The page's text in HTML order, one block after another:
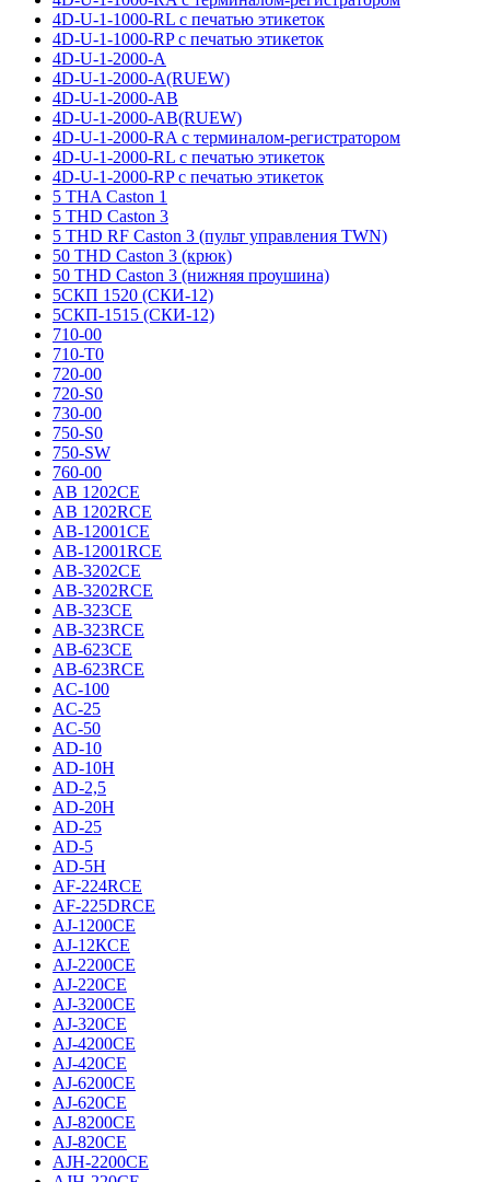
4D-U-1-1000-RL с печатью этикеток
4D-U-1-1000-RP с печатью этикеток
4D-U-1-2000-A
4D-U-1-2000-A(RUEW)
4D-U-1-2000-AB
4D-U-1-2000-AB(RUEW)
4D-U-1-2000-RA с терминалом-регистратором
4D-U-1-2000-RL с печатью этикеток
4D-U-1-2000-RP с печатью этикеток
5 THA Caston 1
5 THD Caston 3
5 THD RF Caston 3 (пульт управления TWN)
50 THD Caston 3 (крюк)
50 THD Caston 3 (нижняя проушина)
5СКП 1520 (СКИ-12)
5СКП-1515 (СКИ-12)
710-00
710-T0
720-00
720-S0
730-00
750-S0
750-SW
760-00
AB 1202CE
AB 1202RCE
AB-12001CE
AB-12001RCE
AB-3202CE
AB-3202RCE
AB-323CE
AB-323RCE
AB-623CE
AB-623RCE
AC-100
AC-25
AC-50
AD-10
AD-10H
AD-2,5
AD-20H
AD-25
AD-5
AD-5H
AF-224RCE
AF-225DRCE
AJ-1200CE
AJ-12КCE
AJ-2200CE
AJ-220CE
AJ-3200CE
AJ-320CE
AJ-4200CE
AJ-420CE
AJ-6200CE
AJ-620CE
AJ-8200CE
AJ-820CE
AJH-2200CE